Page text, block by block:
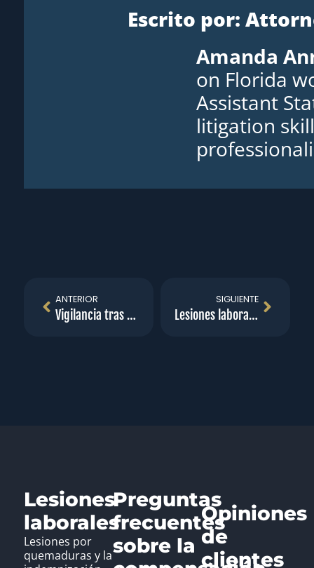
Escrito por:
Amanda
on Florida
Assistant
litigation
ANTERIOR
Vigilancia tras un accidente laboral
SIGUIENTE
Lesiones laborales repetitivas.
Lesiones
laborales
Lesiones por
quemaduras y la
Preguntas
frecuentes
sobre la
Opiniones
de
clientes